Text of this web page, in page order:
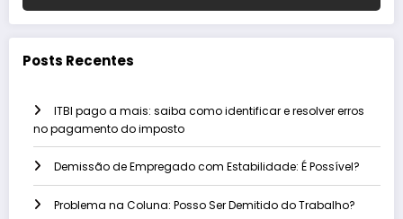
Posts Recentes
ITBI pago a mais: saiba como identificar e resolver erros
no pagamento do imposto
Demissão de Empregado com Estabilidade: É Possível?
Problema na Coluna: Posso Ser Demitido do Trabalho?